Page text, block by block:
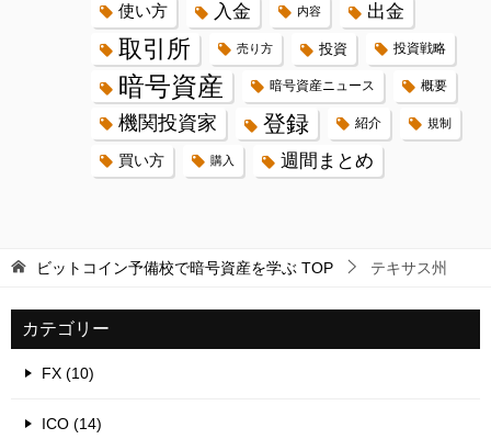
使い方 入金 内容 出金
取引所 売り方 投資 投資戦略
暗号資産 暗号資産ニュース 概要
機関投資家 登録 紹介 規制
買い方 購入 週間まとめ
ビットコイン予備校で暗号資産を学ぶ TOP テキサス州
カテゴリー
FX (10)
ICO (14)